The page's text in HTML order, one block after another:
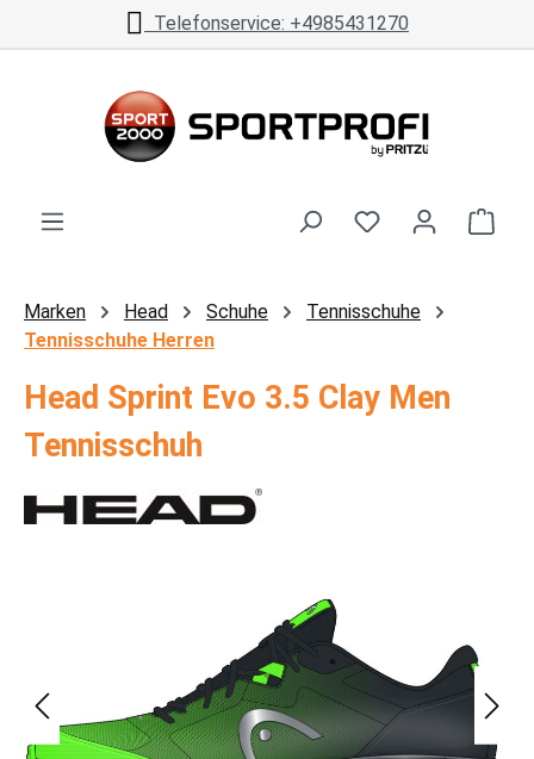
Zum Hauptinhalt springenTelefonservice: +4985431270
Marken Head Schuhe
Tennisschuhe
Tennisschuhe Herren
Head Sprint Evo 3.5 Clay Men
Tennisschuh